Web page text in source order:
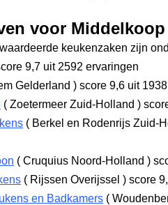
voor
keukenzaken zijn
9,7 uit 2592 ervaringen
Gelderland ) score 9,6 uit
( Zoetermeer Zuid-Holland )
( Berkel en Rodenrijs Zuid-
( Cruquius Noord-Holland )
( Rijssen Overijssel ) score
en Badkamers (